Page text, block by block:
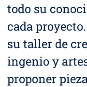
todo su
cada
su taller de
ingenio y
proponer